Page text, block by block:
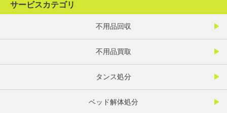
サービスカテゴリ
不用品回収
不用品買取
タンス処分
ベッド解体処分